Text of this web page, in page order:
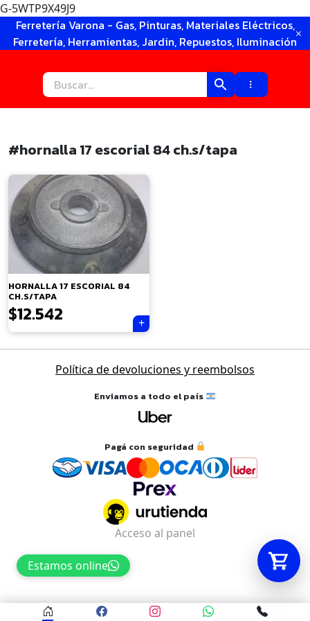
G-5WTP9X49J9
Ferretería Varona - Gas, Pinturas, Materiales Eléctricos,
Ferretería, Herramientas, Jardin, Repuestos, Iluminación
#hornalla 17 escorial 84 ch.s/tapa
HORNALLA 17 ESCORIAL 84
CH.S/TAPA
$12.542
Política de devoluciones y reembolsos
Enviamos a todo el país
Pagá con seguridad
Estamos online
Acceso al panel
Tu carrito está vacío.
Agregá un producto y aparecerá acá